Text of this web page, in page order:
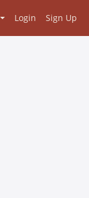
Login Sign Up